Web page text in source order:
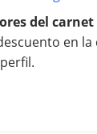
del carnet
en